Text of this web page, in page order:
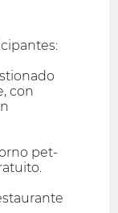
con
pet-